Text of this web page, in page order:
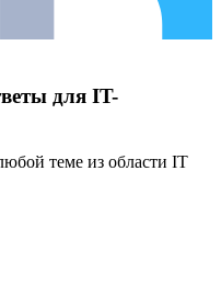
для IT-
теме из области IT